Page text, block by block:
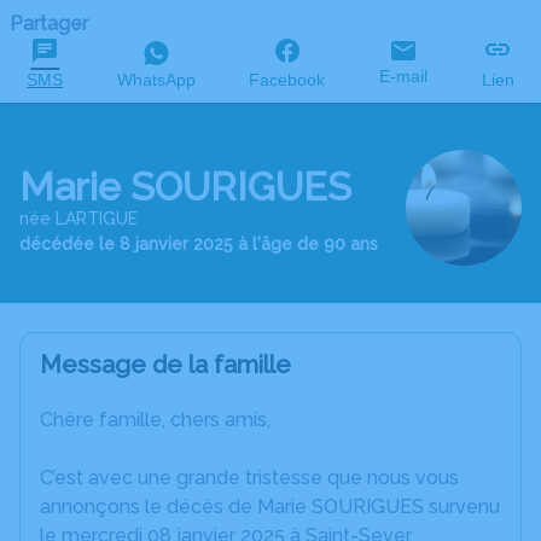
Partager
SMS WhatsApp Facebook E-mail Lien
Marie SOURIGUES
née LARTIGUE
décédée le 8 janvier 2025 à l'âge de 90 ans
Message de la famille
Chère famille, chers amis,
C’est avec une grande tristesse que nous vous
annonçons le décès de Marie SOURIGUES survenu
le mercredi 08 janvier 2025 à Saint-Sever.